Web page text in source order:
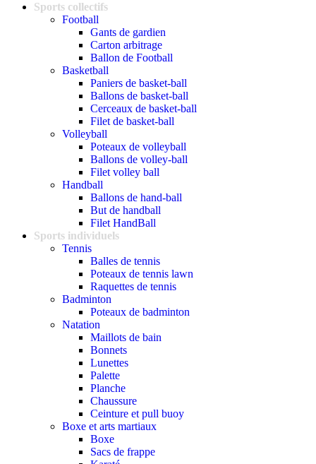
Sports collectifs
Football
Gants de gardien
Carton arbitrage
Ballon de Football
Basketball
Paniers de basket-ball
Ballons de basket-ball
Cerceaux de basket-ball
Filet de basket-ball
Volleyball
Poteaux de volleyball
Ballons de volley-ball
Filet volley ball
Handball
Ballons de hand-ball
But de handball
Filet HandBall
Sports individuels
Tennis
Balles de tennis
Poteaux de tennis lawn
Raquettes de tennis
Badminton
Poteaux de badminton
Natation
Maillots de bain
Bonnets
Lunettes
Palette
Planche
Chaussure
Ceinture et pull buoy
Boxe et arts martiaux
Boxe
Sacs de frappe